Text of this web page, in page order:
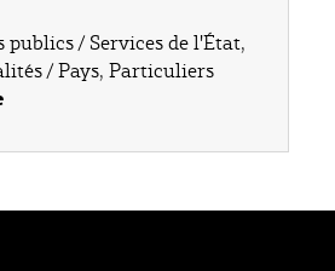
publics / Services de l'État,
/ Pays, Particuliers